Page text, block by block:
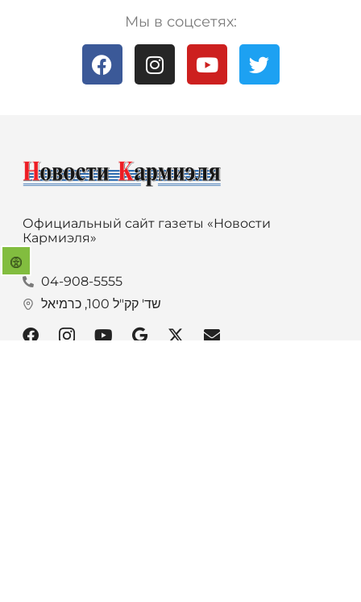
Мы в соцсетях:
Официальный сайт газеты «Новости
Кармиэля»
04-908-5555
שד' קק"ל 100, כרמיאל